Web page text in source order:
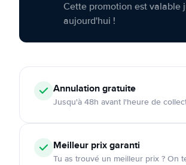
Cette promotion est valable
aujourd'hui !
Annulationgratuite
Jusqu'à 48h avant l'heure de
Meilleur prix garanti
Tu as trouvé un meilleur prix ? On